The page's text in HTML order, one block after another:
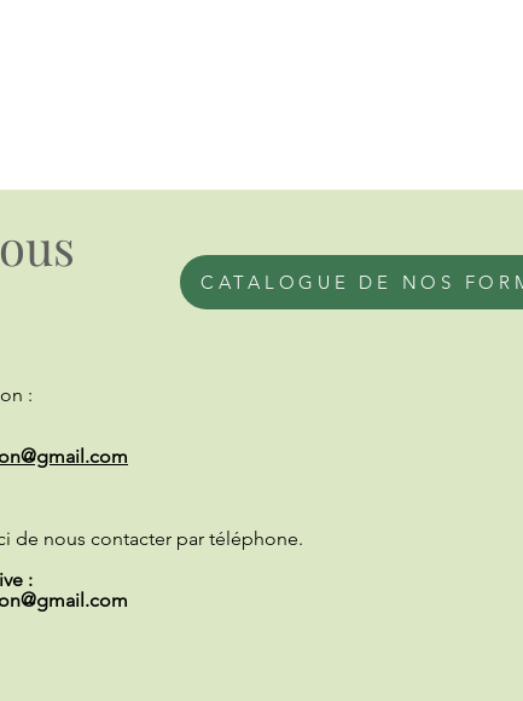
:
de nous contacter par téléphone.
:
CATALOGUE DE NOS